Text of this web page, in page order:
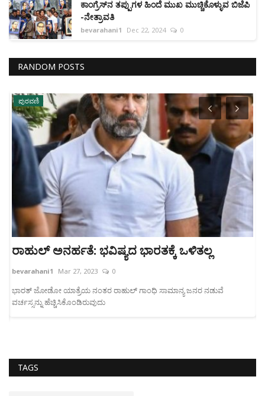
ಕಾಂಗ್ರೆಸ್‌ನ ತಪ್ಪುಗಳ ಹಿಂದೆ ಮುಖ ಮುಚ್ಚಿಕೊಳ್ಳುವ ಬಿಜೆಪಿ
-ನೇತ್ರಾವತಿ
bevarahani1 Dec 22, 2024 0
RANDOM POSTS
ಪುರವಣಿ
ರಾಹುಲ್‌ ಅನರ್ಹತೆ: ಭವಿಷ್ಯದ ಭಾರತಕ್ಕೆ ಒಳಿತಲ್ಲ
bevarahani1 Mar 27, 2023 0
ಭಾರತ್‌ ಜೋಡೋ ಯಾತ್ರೆಯ ನಂತರ ರಾಹುಲ್‌ ಗಾಂಧಿ ಸಾಮಾನ್ಯ ಜನರ ನಡುವೆ
ವರ್ಚಸ್ಸನ್ನು ಹೆಚ್ಚಿಸಿಕೊಂಡಿರುವುದು
TAGS